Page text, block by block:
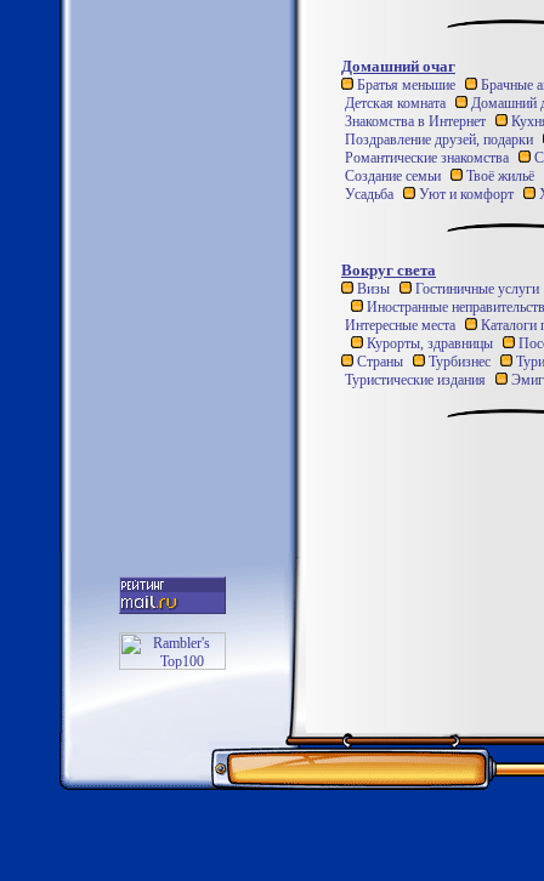
Домашний очаг
Братья меньшие
Брачные
Детская комната
Домашний
Знакомства в Интернет
Поздравление друзей, подарки
Романтические знакомства
Создание семьи
Твоё жильё
Усадьба
Уют и комфорт
Вокруг света
Визы
Гостиничные услуги
Иностранные
Интересные места
Каталоги
Курорты, здравницы
Страны
Турбизнес
Туристические издания